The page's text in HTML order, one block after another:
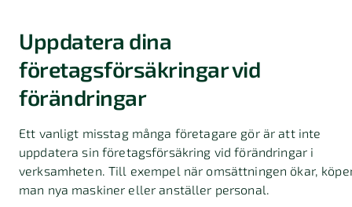
Uppdatera dina
företagsförsäkringar vid
förändringar
Ett vanligt misstag många företagare gör är att inte
uppdatera sin företagsförsäkring vid förändringar i
verksamheten. Till exempel när omsättningen ökar,
man nya maskiner eller anställer personal.